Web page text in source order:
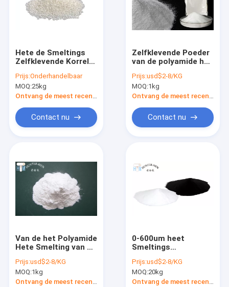
Hete de Smeltings
Zelfklevende Korrel
Eco van het
hardheids96a
Polyurethaan
Prijs:Onderhandelbaar
MOQ:25kg
Contact nu
Zelfklevende Poeder
van de polyamide het
Hitteoverdracht 0-
200UM
Prijs:usd$2-8/KG
MOQ:1kg
Contact nu
Van de het Polyamide
Hete Smelting van 90
Co Zelfklevende
Poeder 30g/10 Min
Prijs:usd$2-8/KG
MOQ:1kg
Ontvang de meest recente Prijs
0-600um heet
Smeltings
voor het Scherm die
de Temperatuur van
de 60 Graadwas
Prijs:usd$2-8/KG
MOQ:20kg
Ontvang de meest recente Prijs